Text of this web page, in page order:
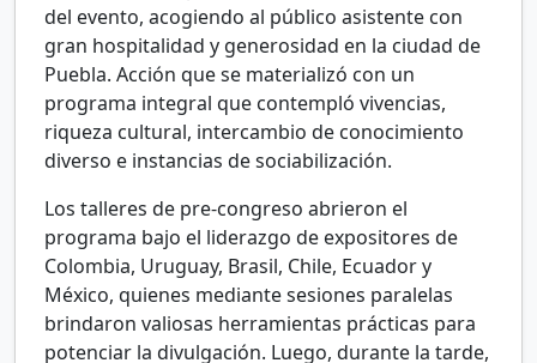
del evento, acogiendo al público asistente con
gran hospitalidad y generosidad en la ciudad de
Puebla. Acción que se materializó con un
programa integral que contempló vivencias,
riqueza cultural, intercambio de conocimiento
diverso e instancias de sociabilización.
Los talleres de pre-congreso abrieron el
programa bajo el liderazgo de expositores de
Colombia, Uruguay, Brasil, Chile, Ecuador y
México, quienes mediante sesiones paralelas
brindaron valiosas herramientas prácticas para
potenciar la divulgación. Luego, durante la tarde,